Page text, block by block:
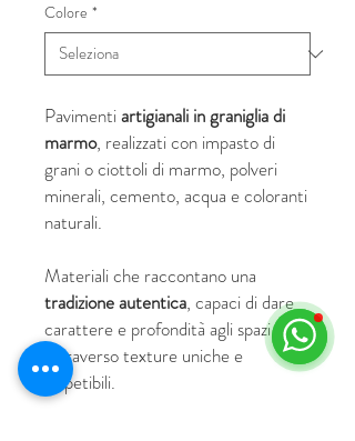
Colore *
Pavimentiartigianali in graniglia di
marmo, realizzati con impasto di
grani o ciottoli di marmo, polveri
minerali, cemento, acqua e coloranti
naturali.
Materiali che raccontano una
tradizione autentica, capaci di dare
carattere e profondità agli spazi
attraverso texture uniche e
irripetibili.